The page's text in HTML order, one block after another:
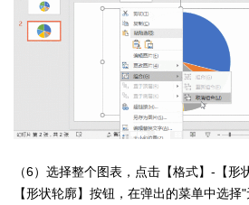
（6）选择整个图表，点击【格式】-【形
【形状轮廓】按钮，在弹出的菜单中选择